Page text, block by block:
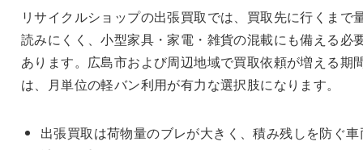
リサイクルショップの出張買取では、買取先に行くまで
読みにくく、小型家具・家電・雑貨の混載にも備える必
あります。広島市および周辺地域で買取依頼が増える期
は、月単位の軽バン利用が有力な選択肢になります。
出張買取は荷物量のブレが大きく、積み残しを防ぐ車